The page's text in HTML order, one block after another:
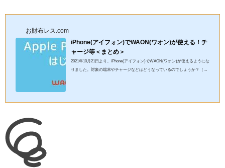
お財布レス.com
iPhone(アイフォン)でWAON(ワオン)が使える！チ
ャージ等＜まとめ＞
2021年10月21日より、iPhone(アイフォン)でWAON(ワオン)が使えるようにな
りました。対象の端末やチャージなどはどうなっているのでしょうか？（画